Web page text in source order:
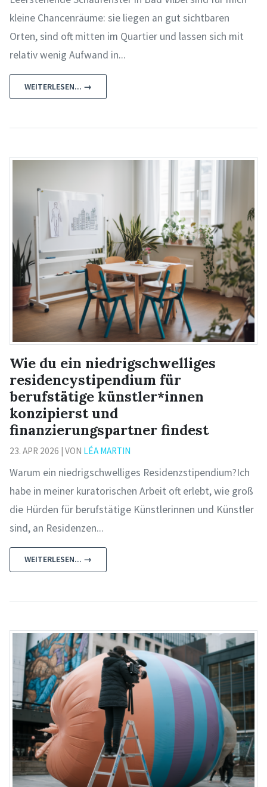
kleine Chancenräume: sie liegen an gut sichtbaren
Orten, sind oft mitten im Quartier und lassen sich mit
relativ wenig Aufwand in...
WEITERLESEN... →
Wie du ein niedrigschwelliges
residencystipendium für
berufstätige künstler*innen
konzipierst und
finanzierungspartner findest
23. APR 2026 | VON LÉA MARTIN
Warum ein niedrigschwelliges Residenzstipendium?Ich
habe in meiner kuratorischen Arbeit oft erlebt, wie groß
die Hürden für berufstätige Künstlerinnen und Künstler
sind, an Residenzen...
WEITERLESEN... →